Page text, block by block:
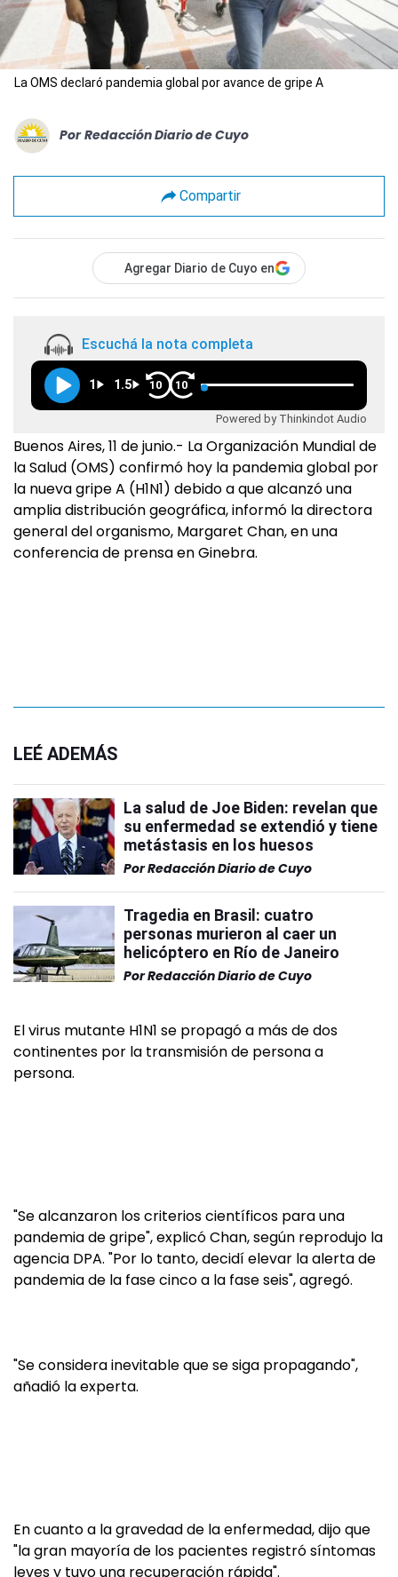
La OMS declaró pandemia global por avance de gripe A
Por Redacción Diario de Cuyo
Compartir
Agregar Diario de Cuyo en
Escuchá la nota completa
1 1.5 10 10
Powered by Thinkindot Audio
Buenos Aires, 11 de junio.- La Organización Mundial de
la Salud (OMS) confirmó hoy la pandemia global por
la nueva gripe A (H1N1) debido a que alcanzó una
amplia distribución geográfica, informó la directora
general del organismo, Margaret Chan, en una
conferencia de prensa en Ginebra.
LEÉ ADEMÁS
La salud de Joe Biden: revelan que
su enfermedad se extendió y tiene
metástasis en los huesos
PorRedacción Diario de Cuyo
Tragedia en Brasil: cuatro
personas murieron al caer un
helicóptero en Río de Janeiro
PorRedacción Diario de Cuyo
El virus mutante H1N1 se propagó a más de dos
continentes por la transmisión de persona a
persona.
"Se alcanzaron los criterios científicos para una
pandemia de gripe", explicó Chan, según reprodujo la
agencia DPA. "Por lo tanto, decidí elevar la alerta de
pandemia de la fase cinco a la fase seis", agregó.
"Se considera inevitable que se siga propagando",
añadió la experta.
En cuanto a la gravedad de la enfermedad, dijo que
"la gran mayoría de los pacientes registró síntomas
leves y tuvo una recuperación rápida".